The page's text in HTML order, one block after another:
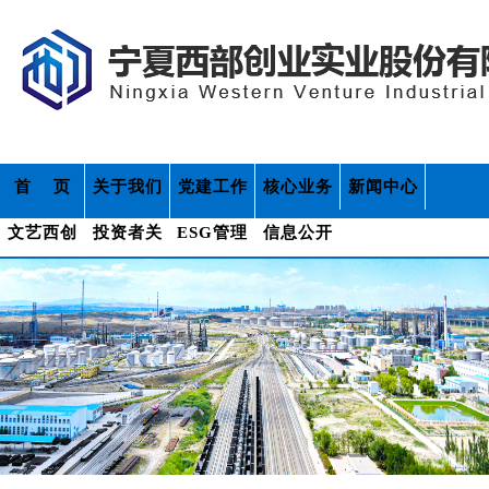
首 页 关于我们 党建工作 核心业务 新闻中心
文艺西创 投资者关
系
ESG管理 信息公开